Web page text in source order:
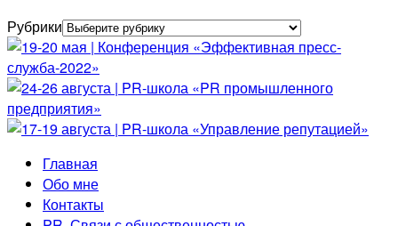
Рубрики
Главная
Обо мне
Контакты